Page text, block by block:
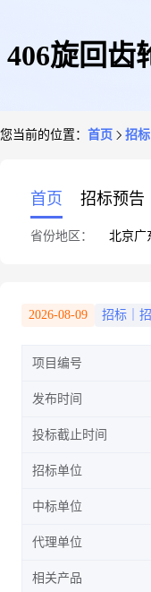
406旋回齿
406旋回
车离
您当前的位置： 首页 招
首页 招标预告
省份地区： 北京广
2026-08-09 招标｜
项目编号
发布时间
投标截止时间
招标单位
中标单位
代理单位
相关产品